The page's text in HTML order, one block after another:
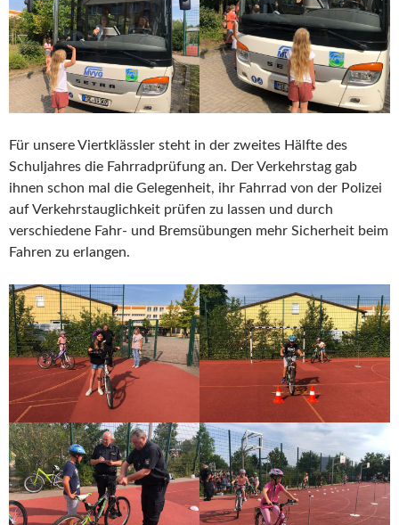
Für unsere Viertklässler steht in der zweites Hälfte des
Schuljahres die Fahrradprüfung an. Der Verkehrstag gab
ihnen schon mal die Gelegenheit, ihr Fahrrad von der Polizei
auf Verkehrstauglichkeit prüfen zu lassen und durch
verschiedene Fahr- und Bremsübungen mehr Sicherheit beim
Fahren zu erlangen.